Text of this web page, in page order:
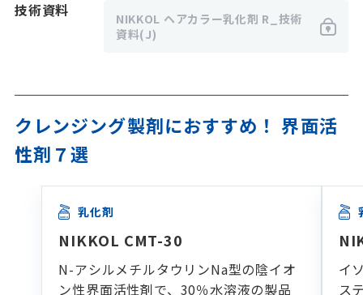
技術資料
NIKKOL ヘアカラー乳化剤 R_技術
資料(J)
クレンジング製剤におすすめ！ 界面活
性剤７選
乳化剤
NIKKOL CMT-30
N-アシルメチルタウリンNa型の陰イオ
ン性界面活性剤で、30％水溶液の製品
イ
ス